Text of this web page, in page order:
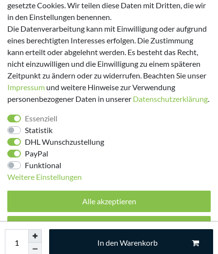
In den Warenkorb
Versanddienstleister
Folge uns!
© 2026 made by Supremo | Alle Rechte vorbehalten.
gesetzte Cookies. Wir teilen diese Daten mit Dritten, die wir
in den Einstellungen benennen.
Die Datenverarbeitung kann mit Einwilligung oder aufgrund
eines berechtigten Interesses erfolgen. Die Zustimmung
kann erteilt oder abgelehnt werden. Es besteht das Recht,
nicht einzuwilligen und die Einwilligung zu einem späteren
Zeitpunkt zu ändern oder zu widerrufen. Beachten Sie unser
Impressum und weitere Hinweise zur Verwendung
personenbezogener Daten in unserer Daten­schutz­erklärung.
Essenziell
Statistik
DHL Wunschzustellung
PayPal
Funktional
Weitere Einstellungen
Alle akzeptieren